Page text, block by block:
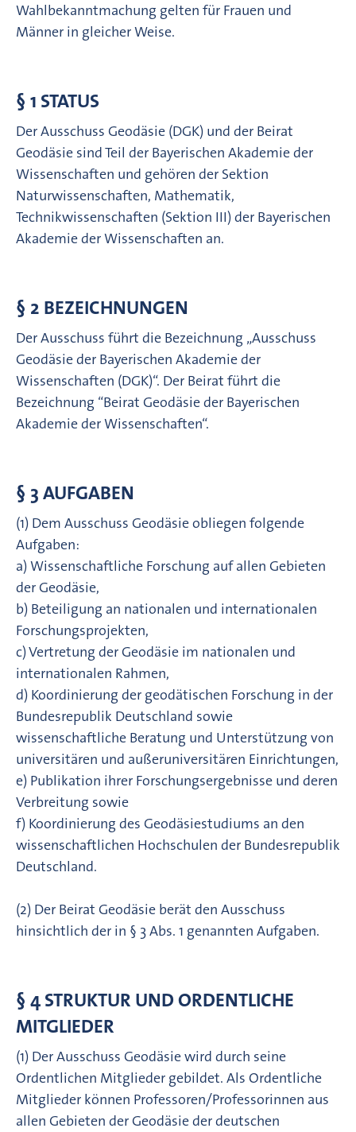
Wahlbekanntmachung gelten für Frauen und
Männer in gleicher Weise.
§ 1 STATUS
Der Ausschuss Geodäsie (DGK) und der Beirat
Geodäsie sind Teil der Bayerischen Akademie der
Wissenschaften und gehören der Sektion
Naturwissenschaften, Mathematik,
Technikwissenschaften (Sektion III) der Bayerischen
Akademie der Wissenschaften an.
§ 2 BEZEICHNUNGEN
Der Ausschuss führt die Bezeichnung „Ausschuss
Geodäsie der Bayerischen Akademie der
Wissenschaften (DGK)“. Der Beirat führt die
Bezeichnung “Beirat Geodäsie der Bayerischen
Akademie der Wissenschaften“.
§ 3 AUFGABEN
(1) Dem Ausschuss Geodäsie obliegen folgende
Aufgaben:
a) Wissenschaftliche Forschung auf allen Gebieten
der Geodäsie,
b) Beteiligung an nationalen und internationalen
Forschungsprojekten,
c) Vertretung der Geodäsie im nationalen und
internationalen Rahmen,
d) Koordinierung der geodätischen Forschung in der
Bundesrepublik Deutschland sowie
wissenschaftliche Beratung und Unterstützung von
universitären und außeruniversitären Einrichtungen,
e) Publikation ihrer Forschungsergebnisse und deren
Verbreitung sowie
f) Koordinierung des Geodäsiestudiums an den
wissenschaftlichen Hochschulen der Bundesrepublik
Deutschland.
(2) Der Beirat Geodäsie berät den Ausschuss
hinsichtlich der in § 3 Abs. 1 genannten Aufgaben.
§ 4 STRUKTUR UND ORDENTLICHE
MITGLIEDER
(1) Der Ausschuss Geodäsie wird durch seine
Ordentlichen Mitglieder gebildet. Als Ordentliche
Mitglieder können Professoren/Professorinnen aus
allen Gebieten der Geodäsie der deutschen